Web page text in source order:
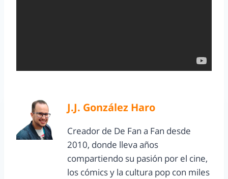
J.J. González Haro
Creador de De Fan a Fan desde
2010, donde lleva años
compartiendo su pasión por el cine,
los cómics y la cultura pop con miles